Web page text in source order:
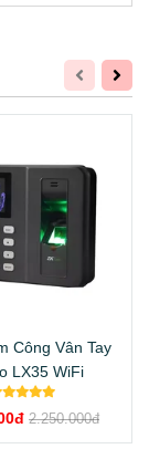
Công Vân Tay
LX35 WiFi
2.250.000đ